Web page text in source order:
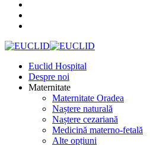
Euclid Hospital
Despre noi
Maternitate
Maternitate Oradea
Naștere naturală
Naștere cezariană
Medicină materno-fetală
Alte opțiuni